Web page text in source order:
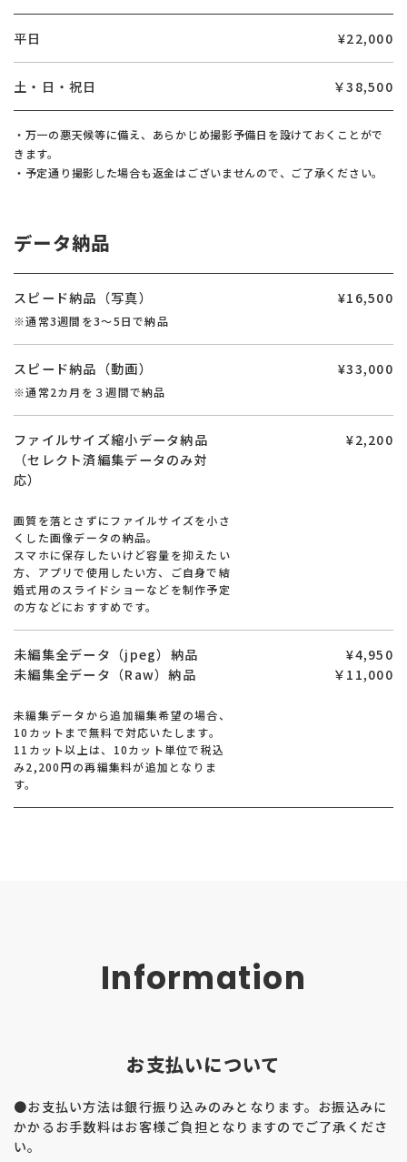
平日 ¥22,000
土・日・祝日 ￥38,500
・万一の悪天候等に備え、あらかじめ撮影予備日を設けておくことがで
きます。
・予定通り撮影した場合も返金はございませんので、ご了承ください。
データ納品
スピード納品（写真）
※通常3週間を3～5日で納品
¥16,500
スピード納品（動画）
※通常2カ月を３週間で納品
¥33,000
ファイルサイズ縮小データ納品
（セレクト済編集データのみ対
応）
画質を落とさずにファイルサイズを小さ
くした画像データの納品。
スマホに保存したいけど容量を抑えたい
方、アプリで使用したい方、ご自身で結
婚式用のスライドショーなどを制作予定
の方などにおすすめです。
¥2,200
未編集全データ（jpeg）納品
未編集全データ（Raw）納品
未編集データから追加編集希望の場合、
10カットまで無料で対応いたします。
11カット以上は、10カット単位で税込
み2,200円の再編集料が追加となりま
す。
¥4,950
￥11,000
Information
お支払いについて
●お支払い方法は銀行振り込みのみとなります。お振込みに
かかるお手数料はお客様ご負担となりますのでご了承くださ
い。